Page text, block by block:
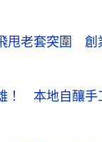
甩老套突圍 創
！ 本地自釀